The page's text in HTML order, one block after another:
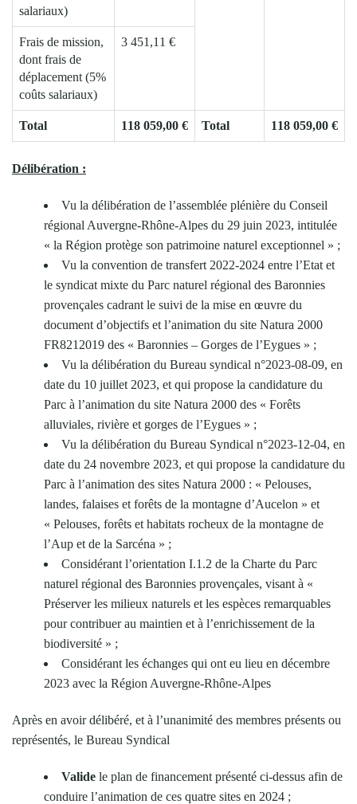
salariaux)
Frais de mission,
dont frais de
déplacement (5%
coûts salariaux)
3 451,11 €
Total 118 059,00 € Total 118 059,00 €
Délibération :
Vu la délibération de l’assemblée plénière du Conseil
régional Auvergne-Rhône-Alpes du 29 juin 2023, intitulée
« la Région protège son patrimoine naturel exceptionnel » ;
Vu la convention de transfert 2022-2024 entre l’Etat et
le syndicat mixte du Parc naturel régional des Baronnies
provençales cadrant le suivi de la mise en œuvre du
document d’objectifs et l’animation du site Natura 2000
FR8212019 des « Baronnies – Gorges de l’Eygues » ;
Vu la délibération du Bureau syndical n°2023-08-09, en
date du 10 juillet 2023, et qui propose la candidature du
Parc à l’animation du site Natura 2000 des « Forêts
alluviales, rivière et gorges de l’Eygues » ;
Vu la délibération du Bureau Syndical n°2023-12-04, en
date du 24 novembre 2023, et qui propose la candidature du
Parc à l’animation des sites Natura 2000 : « Pelouses,
landes, falaises et forêts de la montagne d’Aucelon » et
« Pelouses, forêts et habitats rocheux de la montagne de
l’Aup et de la Sarcéna » ;
Considérant l’orientation I.1.2 de la Charte du Parc
naturel régional des Baronnies provençales, visant à «
Préserver les milieux naturels et les espèces remarquables
pour contribuer au maintien et à l’enrichissement de la
biodiversité » ;
Considérant les échanges qui ont eu lieu en décembre
2023 avec la Région Auvergne-Rhône-Alpes
Après en avoir délibéré, et à l’unanimité des membres présents ou
représentés, le Bureau Syndical
Valide le plan de financement présenté ci-dessus afin de
conduire l’animation de ces quatre sites en 2024 ;